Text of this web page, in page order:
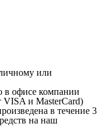
или
в офисе компании
VISA и MasterCard)
в течение 3
на наш